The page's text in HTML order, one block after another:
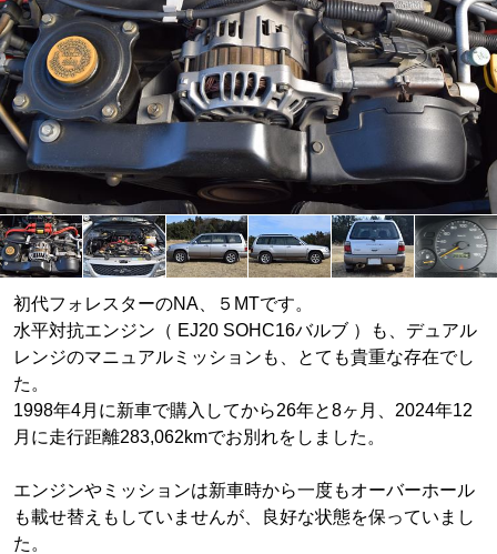
初代フォレスターのNA、５MTです。
水平対抗エンジン（ EJ20 SOHC16バルブ ）も、デュアル
レンジのマニュアルミッションも、とても貴重な存在でし
た。
1998年4月に新車で購入してから26年と8ヶ月、2024年12
月に走行距離283,062kmでお別れをしました。
エンジンやミッションは新車時から一度もオーバーホール
も載せ替えもしていませんが、良好な状態を保っていまし
た。